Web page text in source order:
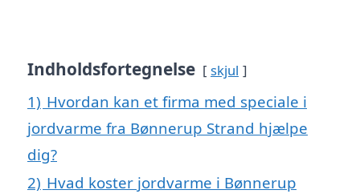
Indholdsfortegnelse skjul
1) Hvordan kan et firma med speciale i
jordvarme fra Bønnerup Strand hjælpe
dig?
2) Hvad koster jordvarme i Bønnerup